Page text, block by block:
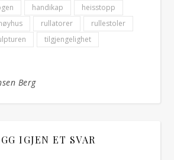
handikap
heisstopp
rullatorer
rullestoler
tilgjengelighet
Berg
IGJEN ET SVAR